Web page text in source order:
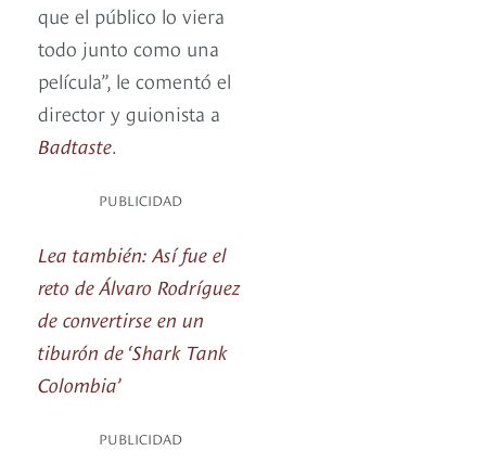
que el público lo viera
todo junto como una
película”, le comentó el
director y guionista a
Badtaste.
PUBLICIDAD
Lea también: Así fue el
reto de Álvaro Rodríguez
de convertirse en un
tiburón de ‘Shark Tank
Colombia’
PUBLICIDAD